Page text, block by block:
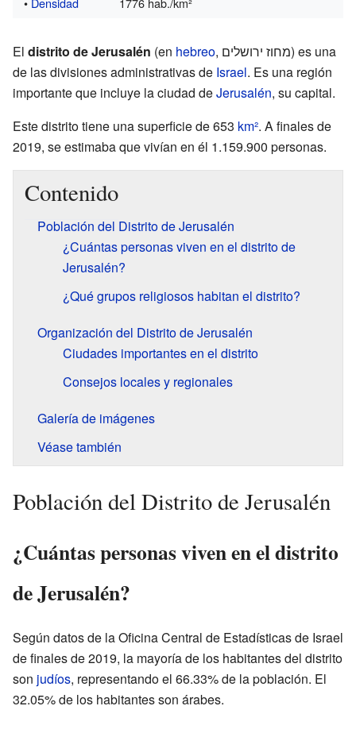
El distrito de Jerusalén (en hebreo, מחוז ירושלים) es una
de las divisiones administrativas de Israel. Es una región
importante que incluye la ciudad deJerusalén, su capital.
Este distrito tiene una superficie de 653 km². A finales de
2019, se estimaba que vivían en él 1.159.900 personas.
Contenido
Población del Distrito de Jerusalén
¿Cuántas personas viven en el distrito de
Jerusalén?
¿Qué grupos religiosos habitan el distrito?
Organización del Distrito de Jerusalén
Ciudades importantes en el distrito
Consejos locales y regionales
Galería de imágenes
Véase también
Población del Distrito de Jerusalén
¿Cuántas personas viven en el distrito
de Jerusalén?
Según datos de la Oficina Central de Estadísticas de Israel
de finales de 2019, la mayoría de los habitantes del distrito
son judíos, representando el 66.33% de la población. El
32.05% de los habitantes son árabes.